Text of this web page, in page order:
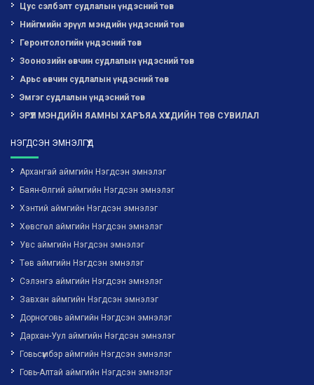
Цус сэлбэлт судлалын үндэсний төв
Нийгмийн эрүүл мэндийн үндэсний төв
Геронтологийн үндэсний төв
Зоонозийн өвчин судлалын үндэсний төв
Арьс өвчин судлалын үндэсний төв
Эмгэг судлалын үндэсний төв
ЭРҮҮЛ МЭНДИЙН ЯАМНЫ ХАРЪЯА ХҮҮХДИЙН ТӨВ СУВИЛАЛ
НЭГДСЭН ЭМНЭЛГҮҮД
Архангай аймгийн Нэгдсэн эмнэлэг
Баян-Өлгий аймгийн Нэгдсэн эмнэлэг
Хэнтий аймгийн Нэгдсэн эмнэлэг
Хөвсгөл аймгийн Нэгдсэн эмнэлэг
Увс аймгийн Нэгдсэн эмнэлэг
Төв аймгийн Нэгдсэн эмнэлэг
Сэлэнгэ аймгийн Нэгдсэн эмнэлэг
Завхан аймгийн Нэгдсэн эмнэлэг
Дорноговь аймгийн Нэгдсэн эмнэлэг
Дархан-Уул аймгийн Нэгдсэн эмнэлэг
Говьсүмбэр аймгийн Нэгдсэн эмнэлэг
Говь-Алтай аймгийн Нэгдсэн эмнэлэг